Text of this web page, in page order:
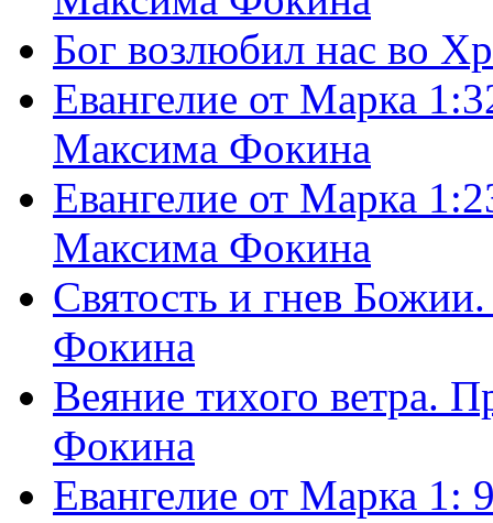
Бог возлюбил нас во
Евангелие от Марка
Максима Фокина
Евангелие от Марка
Максима Фокина
Святость и гнев
Фокина
Веяние тихого ветра.
Фокина
Евангелие от Марка 1: